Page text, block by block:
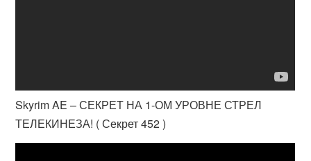
Skyrim AE – СЕКРЕТ НА 1-ОМ УРОВНЕ СТРЕЛ
ТЕЛЕКИНЕЗА! ( Секрет 452 )